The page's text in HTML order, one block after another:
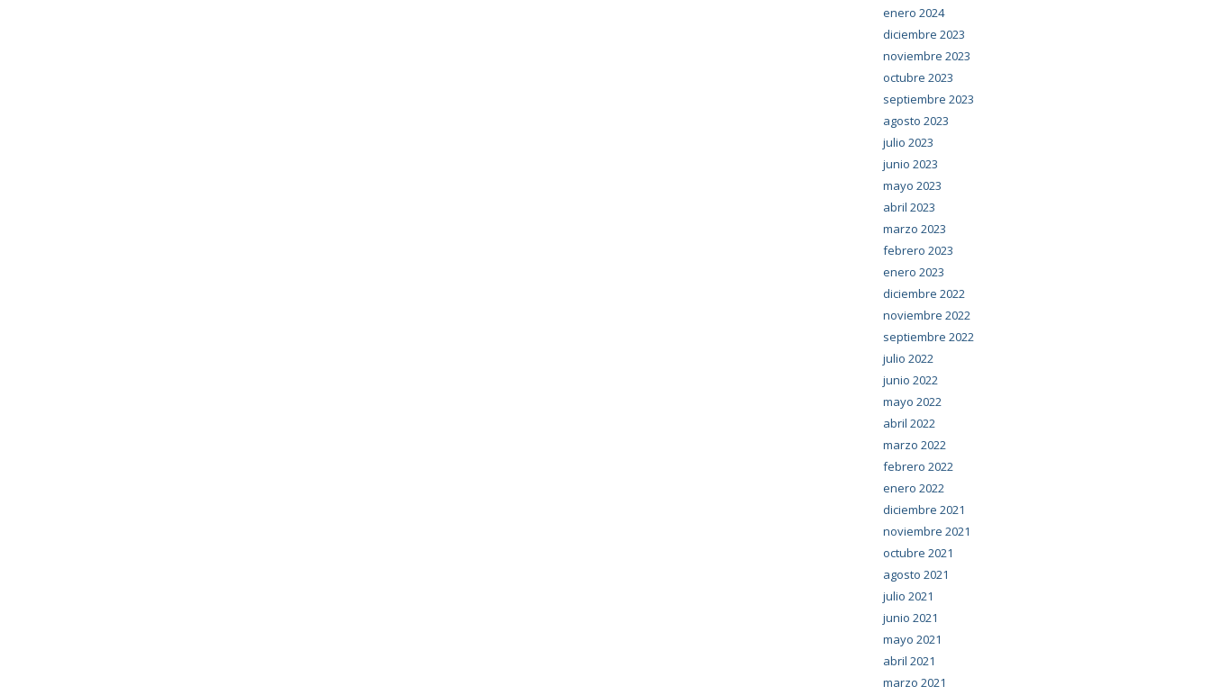
enero 2024
diciembre 2023
noviembre 2023
octubre 2023
septiembre 2023
agosto 2023
julio 2023
junio 2023
mayo 2023
abril 2023
marzo 2023
febrero 2023
enero 2023
diciembre 2022
noviembre 2022
septiembre 2022
julio 2022
junio 2022
mayo 2022
abril 2022
marzo 2022
febrero 2022
enero 2022
diciembre 2021
noviembre 2021
octubre 2021
agosto 2021
julio 2021
junio 2021
mayo 2021
abril 2021
marzo 2021